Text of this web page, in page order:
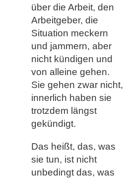
über die Arbeit, den
Arbeitgeber, die
Situation meckern
und jammern, aber
nicht kündigen und
von alleine gehen.
Sie gehen zwar nicht,
innerlich haben sie
trotzdem längst
gekündigt.
Das heißt, das, was
sie tun, ist nicht
unbedingt das, was